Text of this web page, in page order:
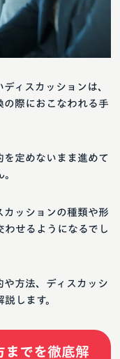
方法、ディスカッシ
します。
カッションの種類や形
せるようになるでし
を定めないまま進めて
ィスカッションは、
の際におこなわれる手
までを徹底解